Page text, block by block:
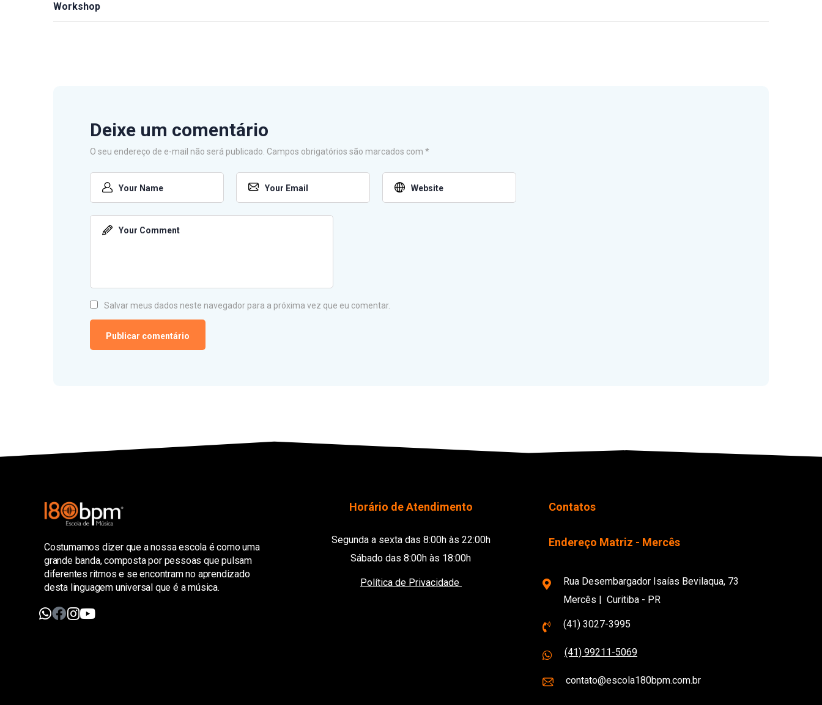
Workshop
Deixe um comentário
O seu endereço de e-mail não será publicado. Campos obrigatórios são marcados com *
Salvar meus dados neste navegador para a próxima vez que eu comentar.
Costumamos dizer que a nossa escola é como uma
grande banda, composta por pessoas que pulsam
diferentes ritmos e se encontram no aprendizado
desta linguagem universal que é a música.
Horário de Atendimento
Segunda a sexta das 8:00h às 22:00h
Sábado das 8:00h às 18:00h
Política de Privacidade
Contatos
Endereço Matriz - Mercês
Rua Desembargador Isaías Bevilaqua, 73
Mercês | Curitiba - PR
(41) 3027-3995
(41) 99211-5069
contato@escola180bpm.com.br